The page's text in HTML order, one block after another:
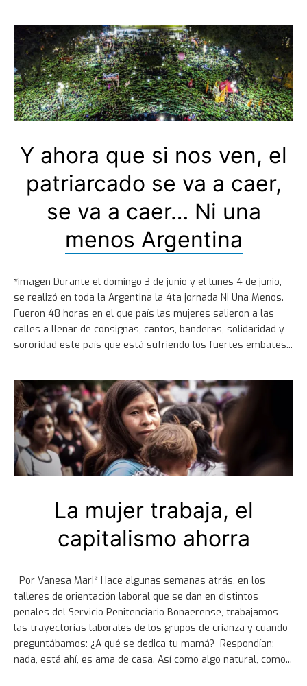
Y ahora que si nos ven, el
patriarcado se va a caer,
se va a caer… Ni una
menos Argentina
*imagen Durante el domingo 3 de junio y el lunes 4 de junio,
se realizó en toda la Argentina la 4ta jornada Ni Una Menos.
Fueron 48 horas en el que país las mujeres salieron a las
calles a llenar de consignas, cantos, banderas, solidaridad y
sororidad este país que está sufriendo los fuertes embates
La mujer trabaja, el
capitalismo ahorra
Por Vanesa Mari* Hace algunas semanas atrás, en los
talleres de orientación laboral que se dan en distintos
penales del Servicio Penitenciario Bonaerense, trabajamos
las trayectorias laborales de los grupos de crianza y cuando
preguntábamos: ¿A qué se dedica tu mamá? Respondían:
nada, está ahí, es ama de casa. Así como algo natural, como